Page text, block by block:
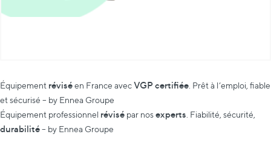
Équipement réviséen France avecVGP certifiée . Prêt à l’emploi, fiable
et sécurisé – by Ennea Groupe
Équipement professionnel révisé par nosexperts . Fiabilité, sécurité,
durabilité– by Ennea Groupe